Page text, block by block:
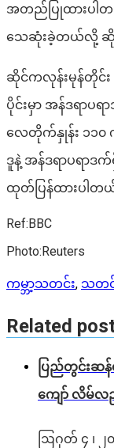
အတည်ပြုထားပါတ
သေဆုံးခဲ့တယ်လို့ ဆို
ဆိုင်ကလုန်းမုန်တိုင်း
ပိုင်းမှာ အန်ဒရာပ
လေတိုက်နှုန်း ၁၁၀
ဒူနဲ့ အန်ဒရာပရာဒ
ထုတ်ပြန်ထားပါတ
Ref:BBC
Photo:Reuters
ကမ္ဘာ့သတင်း, သတင်
Related
ပြည်တွင်းဆန်
ကျော် လိမ်လ
ဩဂုတ် ၄ ၊ ၂၀